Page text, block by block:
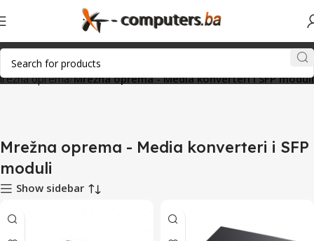
oprema Mrežna oprema - Media konverteri i SFP moduli
Mrežna oprema - Media konverteri i SFP
moduli
Show sidebar